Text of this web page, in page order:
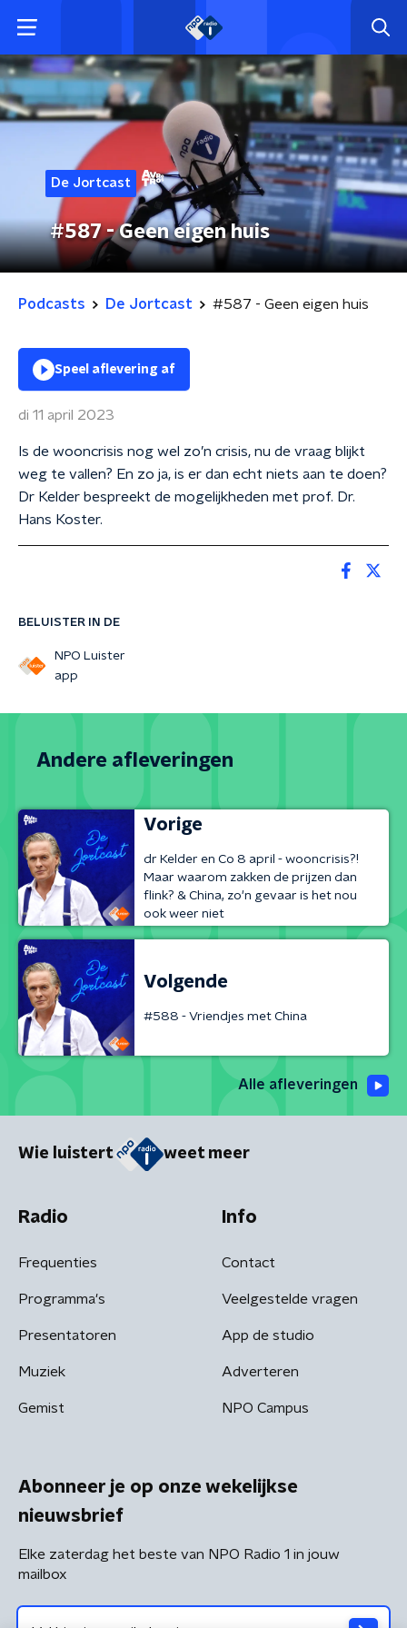
De Jortcast
#587 - Geen eigen huis
Podcasts De Jortcast #587 - Geen eigen huis
BELUISTER IN DE
NPO Luister
app
Speel aflevering af
di 11 april 2023
Is de wooncrisis nog wel zo’n crisis, nu de vraag blijkt
weg te vallen? En zo ja, is er dan echt niets aan te doen?
Dr Kelder bespreekt de mogelijkheden met prof. Dr.
Hans Koster.
Andere afleveringen
Vorige
dr Kelder en Co 8 april - wooncrisis?!
Maar waarom zakken de prijzen dan
flink? & China, zo'n gevaar is het nou
ook weer niet
Volgende
#588 - Vriendjes met China
Alle afleveringen
Wie luistert weet meer
Radio
Frequenties
Programma's
Presentatoren
Muziek
Gemist
Info
Contact
Veelgestelde vragen
App de studio
Adverteren
NPO Campus
Abonneer je op onze wekelijkse
nieuwsbrief
Elke zaterdag het beste van NPO Radio 1 in jouw
mailbox